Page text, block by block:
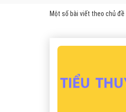
Một số bài viết theo chủ đề